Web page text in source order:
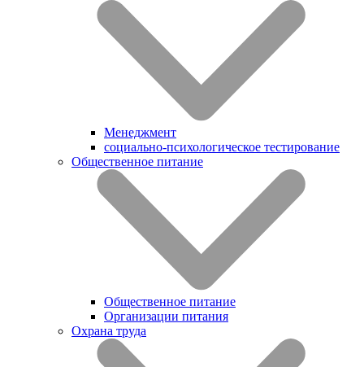
Менеджмент
социально-психологическое тестирование
Общественное питание
Общественное питание
Организации питания
Охрана труда